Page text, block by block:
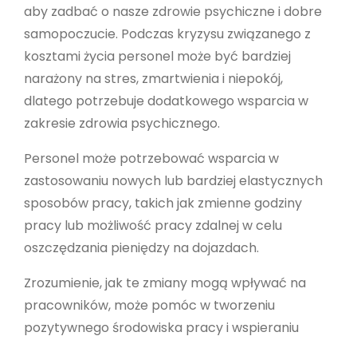
aby zadbać o nasze zdrowie psychiczne i dobre
samopoczucie. Podczas kryzysu związanego z
kosztami życia personel może być bardziej
narażony na stres, zmartwienia i niepokój,
dlatego potrzebuje dodatkowego wsparcia w
zakresie zdrowia psychicznego.
Personel może potrzebować wsparcia w
zastosowaniu nowych lub bardziej elastycznych
sposobów pracy, takich jak zmienne godziny
pracy lub możliwość pracy zdalnej w celu
oszczędzania pieniędzy na dojazdach.
Zrozumienie, jak te zmiany mogą wpływać na
pracowników, może pomóc w tworzeniu
pozytywnego środowiska pracy i wspieraniu